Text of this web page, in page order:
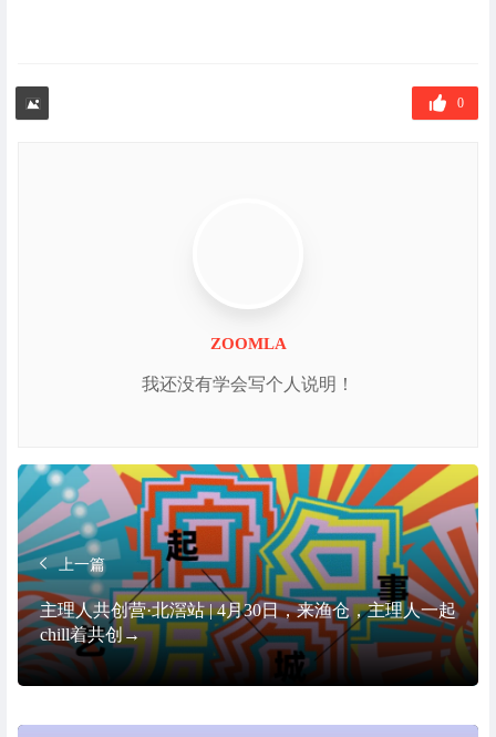
0
ZOOMLA
我还没有学会写个人说明！
上一篇
主理人共创营·北滘站 | 4月30日，来渔仓，主理人一起
chill着共创→